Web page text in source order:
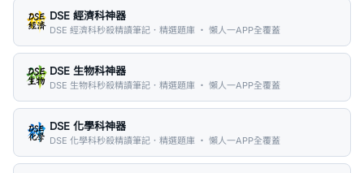
DSE 經濟科神器
DSE 經濟科秒殺精讀筆記．精選題庫 ・ 懶人一APP全覆蓋
DSE 生物科神器
DSE 生物科秒殺精讀筆記．精選題庫 ・ 懶人一APP全覆蓋
DSE 化學科神器
DSE 化學科秒殺精讀筆記．精選題庫 ・ 懶人一APP全覆蓋